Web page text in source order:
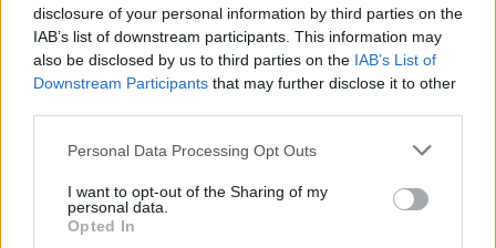
disclosure of your personal information by third parties on the
IAB’s list of downstream participants. This information may
also be disclosed by us to third parties on the IAB’s List of
Downstream Participants that may further disclose it to other
Please note that this website/app uses one or more Google
not limited to your visit or usage behaviour. You may click to
grant or deny consent to Google and its third-party tags to
use your data for below specified purposes in below Google
Personal Data Processing Opt Outs
I want to opt-out of the Sharing of my
personal data.
Opted In
Kövess minket, és értesülj a friss
hírekről a Facebookon is!